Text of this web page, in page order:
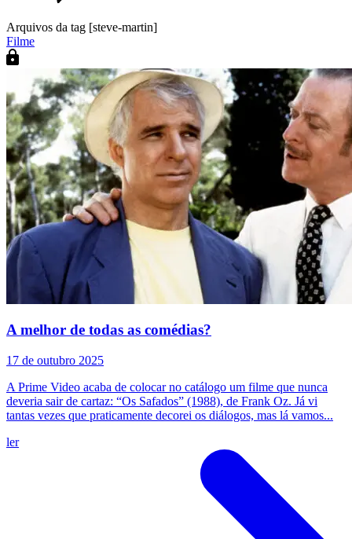
Arquivos da tag [steve-martin]
Filme
A melhor de todas as comédias?
17 de outubro 2025
A Prime Video acaba de colocar no catálogo um filme que nunca
deveria sair de cartaz: “Os Safados” (1988), de Frank Oz. Já vi
tantas vezes que praticamente decorei os diálogos, mas lá vamos...
ler